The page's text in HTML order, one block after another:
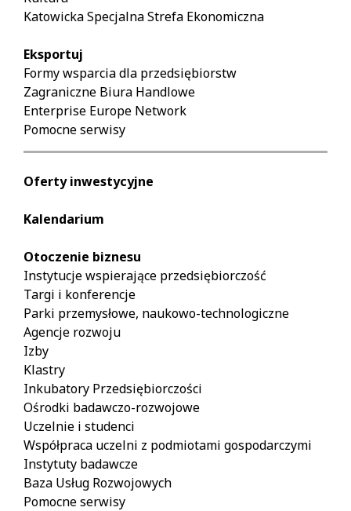
Katowicka Specjalna Strefa Ekonomiczna
Eksportuj
Formy wsparcia dla przedsiębiorstw
Zagraniczne Biura Handlowe
Enterprise Europe Network
Pomocne serwisy
Oferty inwestycyjne
Kalendarium
Otoczenie biznesu
Instytucje wspierające przedsiębiorczość
Targi i konferencje
Parki przemysłowe, naukowo-technologiczne
Agencje rozwoju
Izby
Klastry
Inkubatory Przedsiębiorczości
Ośrodki badawczo-rozwojowe
Uczelnie i studenci
Współpraca uczelni z podmiotami gospodarczymi
Instytuty badawcze
Baza Usług Rozwojowych
Pomocne serwisy